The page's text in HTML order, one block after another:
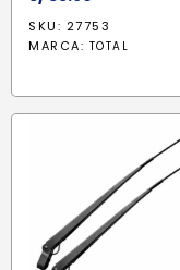
SKU: 27753
MARCA: TOTAL